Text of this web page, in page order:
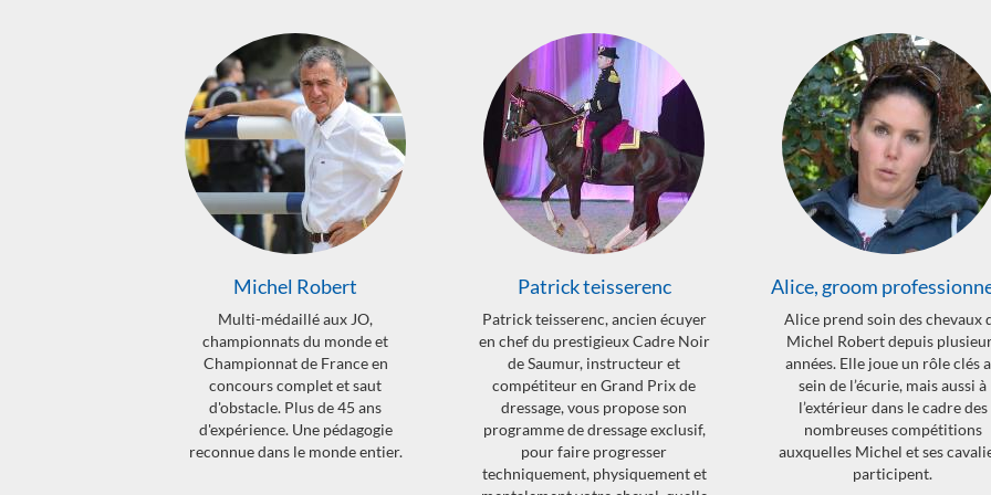
Patrick teisserenc
Patrick teisserenc, ancien écuyer
en chef du prestigieux Cadre Noir
de Saumur, instructeur et
compétiteur en Grand Prix de
dressage, vous propose son
programme de dressage exclusif,
pour faire progresser
Alice, groom professionnelle
Alice prend soin des chevaux de
Michel Robert depuis plusieurs
années. Elle joue un rôle clés au
sein de l’écurie, mais aussi à
l’extérieur dans le cadre des
nombreuses compétitions
auxquelles Michel et ses cavaliers
participent.
Clément Frérejacques
Cavalier, enseignant et coach
professionnel aux écuries
Robert. Clément pratique la
compétition de haut niveau en
CSO et accompagne de
cavaliers amateurs et
professionnels dans leur
progression.